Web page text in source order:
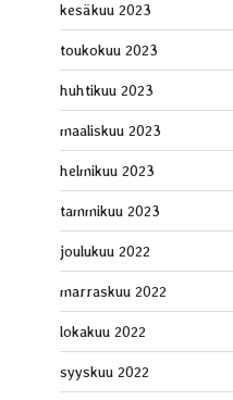
kesäkuu 2023
toukokuu 2023
huhtikuu 2023
maaliskuu 2023
helmikuu 2023
tammikuu 2023
joulukuu 2022
marraskuu 2022
lokakuu 2022
syyskuu 2022